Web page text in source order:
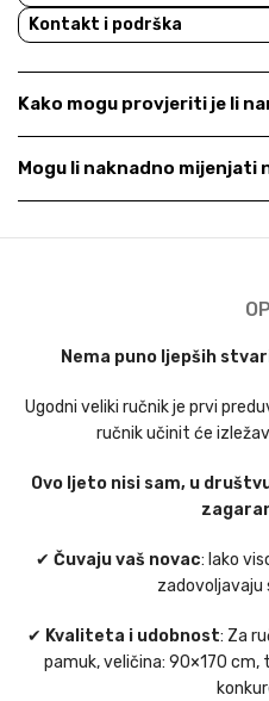
Kontakt i podrška
Kako mogu provjeriti je li
Mogu li naknadno mijenjati
Nema puno ljepših
Ugodni veliki ručnik je prvi
ručnik učinit će
Ovo ljeto nisi sam, u
✔ Čuvaju vaš novac: Iako
zadovoljavaju
✔ Kvaliteta i udobnost: Za
pamuk, veličina: 90×170 cm,